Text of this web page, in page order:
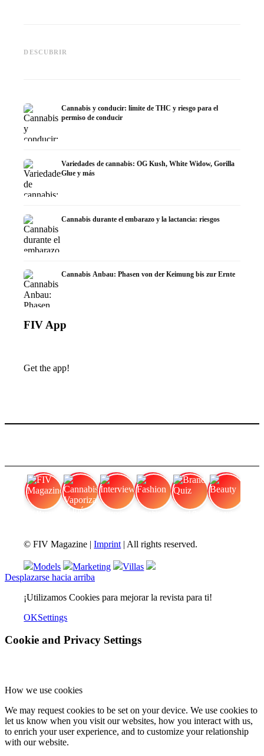
DESCUBRIR
muestran los estudios
Cannabis y conducir: límite de THC y riesgo para el
permiso de conducir
Variedades de cannabis: OG Kush, White Widow, Gorilla
Glue y más
Cannabis durante el embarazo y la lactancia: riesgos
Cannabis Anbau: Phasen von der Keimung bis zur Ernte
FIV App
Get the app!
© FIV Magazine |Imprint | All rights reserved.
Models Marketing
Villas
Desplazarse hacia arriba
¡Utilizamos Cookies para mejorar la revista para ti!
OKSettings
Cookie and Privacy Settings
How we use cookies
We may request cookies to be set on your device. We use cookies to
let us know when you visit our websites, how you interact with us,
to enrich your user experience, and to customize your relationship
with our website.